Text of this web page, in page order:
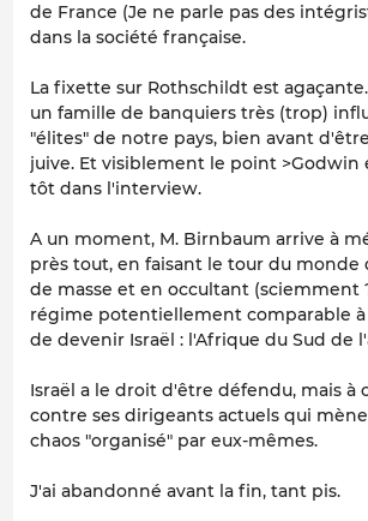
de France (Je ne parle pas des
dans la société française.
La fixette sur Rothschildt est
un famille de banquiers très (trop)
"élites" de notre pays, bien avant
juive. Et visiblement le point
tôt dans l'interview.
A un moment, M. Birnbaum arrive à
près tout, en faisant le tour du monde
de masse et en occultant (sciemment
régime potentiellement comparable à
de devenir Israël : l'Afrique du Sud de
Israël a le droit d'être défendu, mais à
contre ses dirigeants actuels qui
chaos "organisé" par eux-mêmes.
J'ai abandonné avant la fin, tant pis.